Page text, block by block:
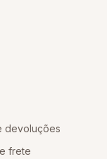
devoluções
frete